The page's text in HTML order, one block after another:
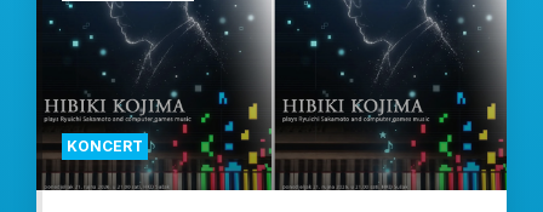
KONCERT